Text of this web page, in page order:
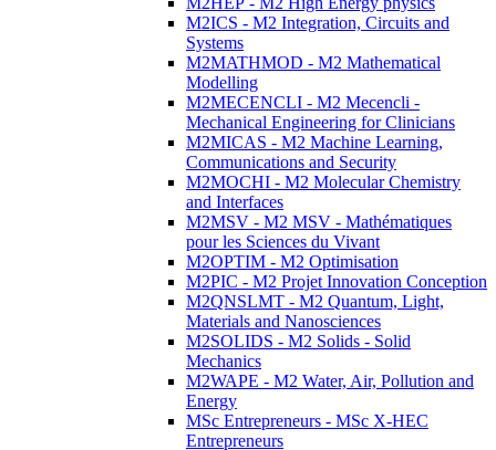
M2ICS - M2 Integration, Circuits and
Systems
M2MATHMOD - M2 Mathematical
Modelling
M2MECENCLI - M2 Mecencli -
Mechanical Engineering for Clinicians
M2MICAS - M2 Machine Learning,
Communications and Security
M2MOCHI - M2 Molecular Chemistry
and Interfaces
M2MSV - M2 MSV - Mathématiques
pour les Sciences du Vivant
M2OPTIM - M2 Optimisation
M2PIC - M2 Projet Innovation Conception
M2QNSLMT - M2 Quantum, Light,
Materials and Nanosciences
M2SOLIDS - M2 Solids - Solid
Mechanics
M2WAPE - M2 Water, Air, Pollution and
Energy
MSc Entrepreneurs - MSc X-HEC
Entrepreneurs